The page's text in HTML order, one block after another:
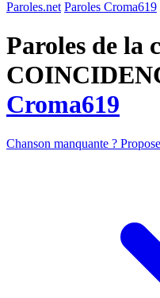
Paroles.net Paroles Croma619
Paroles de la
Croma619
Chanson manquante ?